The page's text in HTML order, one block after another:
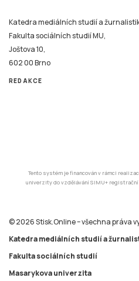
REDAKCE
univerzity do vzdělávání SIMU+
Katedra mediálních studií a